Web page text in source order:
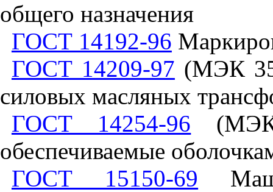
общего назначения
ГОСТ 14192-96
ГОСТ 14209-97 (МЭК
силовых масляных
ГОСТ 14254-96 (МЭК
обеспечиваемые
ГОСТ 15150-69